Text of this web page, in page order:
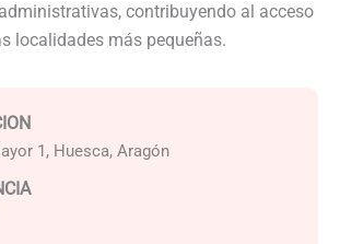
contribuyendo al acceso
localidades más pequeñas.
1, Huesca, Aragón